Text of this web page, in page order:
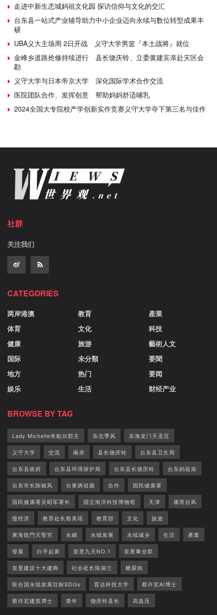
走进中新生态城妈祖文化园 探访信仰与文化的交汇
台东县一站式产业辅导助力中小企业迈向永续与数位转型成果丰
硕
UBA义大主场周 2日开战 义守大学男篮『本土战将』就位
金峰乡道路抢修持续进行 县长饶庆铃、立委黄建宾亲赴灾区会
勘
义守大学与日本帝京大学 深化国际学术合作交流
医院团队合作、发挥创意 帮助妈妈舒适哺乳
2024全国大专院校产学创新实作竞赛义守大学夺下第三名与佳作
社群
关注我们
CATEGORIES
两岸港澳
体育
健康
国际
地方
娱乐
教育
文化
旅游
未分類
热门
生活
產業
科技
藝術人文
要聞
要闻
财经产业
BROWSE BY TAG
Lady Michelle米歇尔郡主 东北季风 东海龙门天圣宫
义守大学 交流 兩岸 县长饶庆铃 台东县卫生局
台东县政府 台东县环境保护局 台东县长饶庆铃 台东妈祖庙
台东市长陈铭风 台東媽祖廟 合作 国民健康署
国民健康署吴昭军署长 国立海洋科技博物馆 天津 康芮台风
慢经济 教育处长蔡美瑶 教育部 文化 旅遊
東海龍門天聖宮 永續 永续发展 永续城乡 生活 產業
發展 白手起家 皇昱九天NO.1 皇昱事业群
皇昱建设十大建商 社会处长陈淑兰 糖尿病
联合国永续发展目标SDGs 育达科技大学 蔡许宏AI博士
蔡许宏建筑博士 青年 饶庆铃县长 高血压